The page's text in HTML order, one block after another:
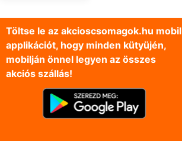
Töltse le az akcioscsomagok.hu mobil
applikációt, hogy minden kütyüjén,
mobilján önnel legyen az összes
akciós szállás!